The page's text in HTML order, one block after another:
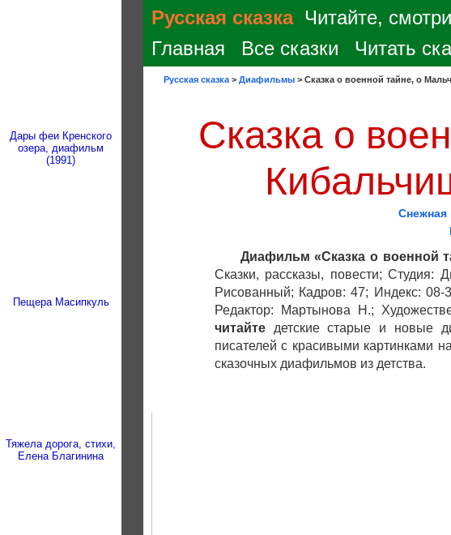
Дары феи Кренского
озера, диафильм
(1991)
Пещера Масипкуль
Тяжела дорога, стихи,
Елена Благинина
Русская сказка Читайте,
Главная
Все сказки Читать
Русская сказка > Диафильмы > Сказка о военной тайне, о
Сказка о
Снежная
Диафильм «Сказка о военной
Сказки, рассказы, повести;
Рисованный; Кадров: 47; Индекс:
Редактор: Мартынова Н.;
читайтедетские старые и новые
писателей с красивыми картинками
сказочных диафильмов из детства.